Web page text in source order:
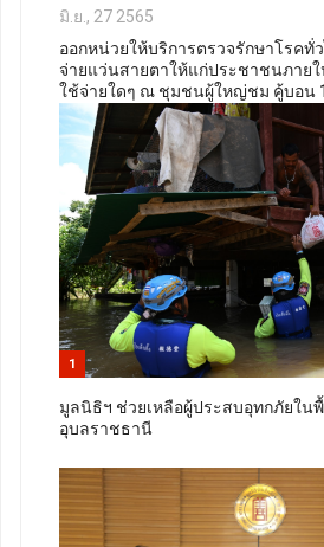
มิ.ย., 27 2565
ออกหน่วยให้บริการตรวจรักษาโรคทั่
จ่ายแว่นสายตาให้แก่ประชาชนภาย
ใช้จ่ายใดๆ ณ ชุมชนผู้ใหญ่ชม คู้บอน
1
มูลนิธิฯ ช่วยเหลือผู้ประสบอุทกภัยใน
อุบลราชธานี